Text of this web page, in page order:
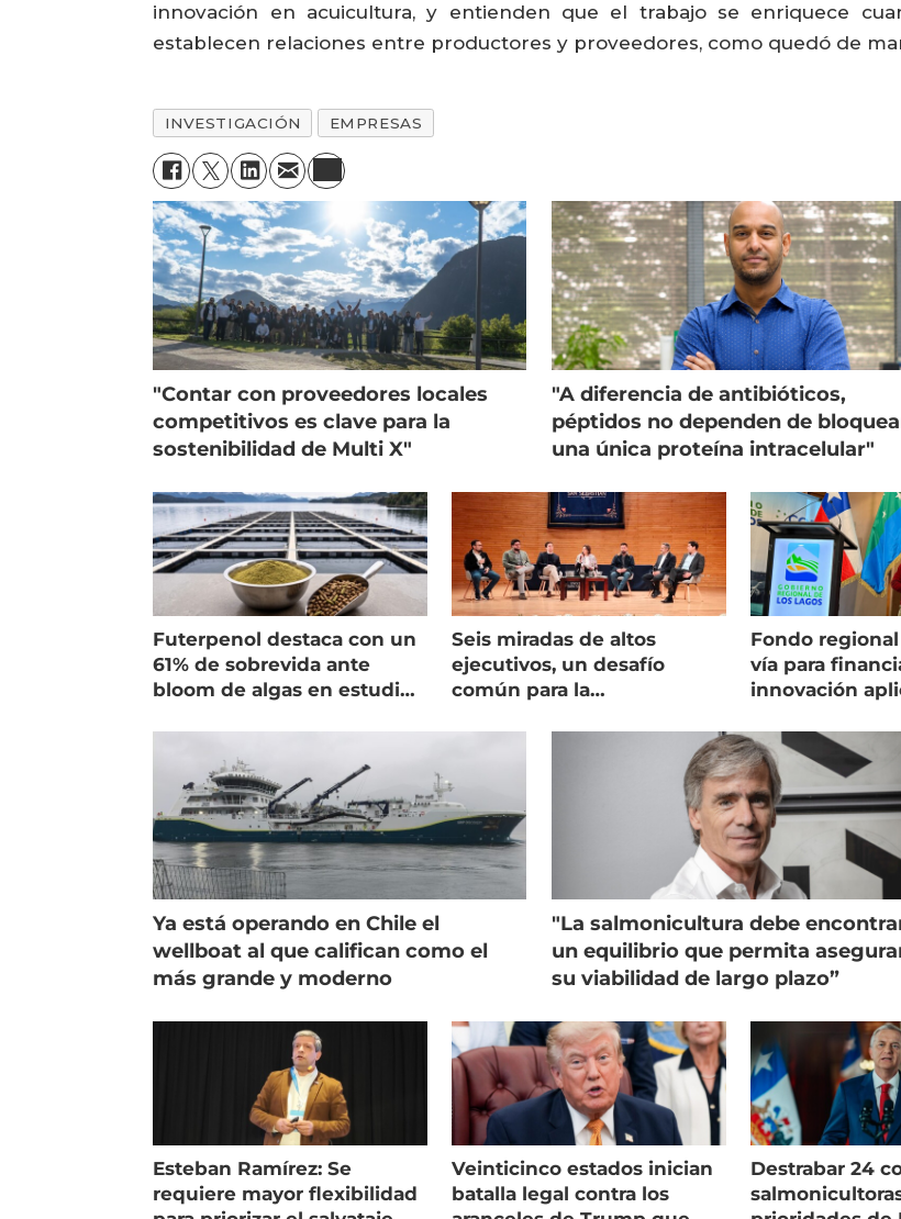
innovación en acuicultura, y entienden que el trabajo se enriquece
establecen relaciones entre productores y proveedores, como quedó de
INVESTIGACIÓN EMPRESAS
"Contar con proveedores locales
competitivos es clave para la
sostenibilidad de Multi X"
"A diferencia de antibióticos,
péptidos no dependen de
una única proteína intracelular"
Futerpenol destaca con un
61% de sobrevida ante
bloom de algas en estudio
Seis miradas de altos
ejecutivos, un desafío
común para la
Fondo
vía para
innovación
Ya está operando en Chile el
wellboat al que califican como el
más grande y moderno
"La salmonicultura debe
un equilibrio que permita
su viabilidad de largo plazo”
Esteban Ramírez: Se
requiere mayor flexibilidad
Veinticinco estados inician
batalla legal contra los
Destrabar 24